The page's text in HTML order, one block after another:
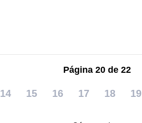
Página 20 de 22
14 15 16 17 18 19